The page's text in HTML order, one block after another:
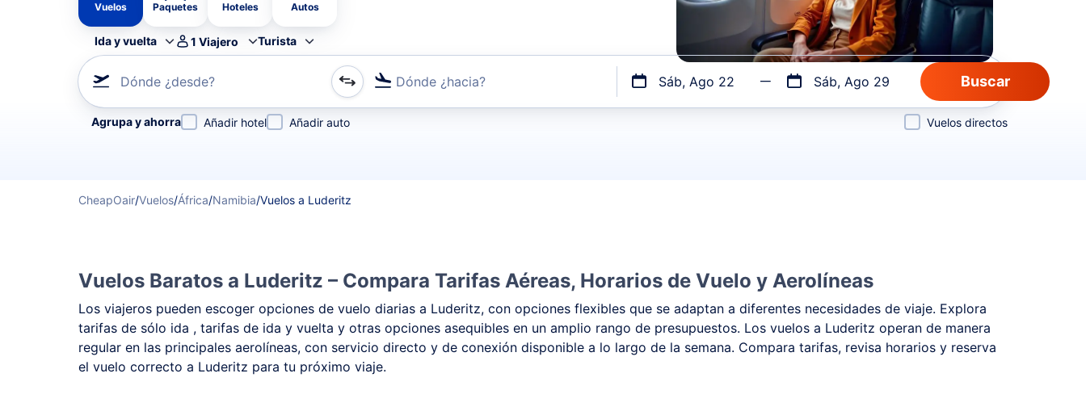
Vuelos Paquetes Hoteles Autos
Ida y vuelta 1 Viajero Turista
Dónde ¿desde? Dónde ¿hacia? Sáb, Ago 22 Sáb, Ago 29
Refina tu búsqueda por aerolínea, por ciudad o aeropuerto o por vuelos directos
Agrupa y ahorra Añadir hotel Añadir auto Vuelos directos
CheapOair/Vuelos/África/Namibia/Vuelos a Luderitz
Vuelos Baratos a Luderitz – Compara Tarifas Aéreas, Horarios de Vuelo y Aerolíneas
Los viajeros pueden escoger opciones de vuelo diarias a Luderitz, con opciones flexibles que se adaptan a diferentes necesidades de viaje. Explora
tarifas de sólo ida , tarifas de ida y vuelta y otras opciones asequibles en un amplio rango de presupuestos. Los vuelos a Luderitz operan de manera
regular en las principales aerolíneas, con servicio directo y de conexión disponible a lo largo de la semana. Compara tarifas, revisa horarios y reserva
el vuelo correcto a Luderitz para tu próximo viaje.